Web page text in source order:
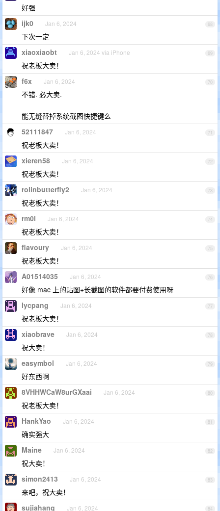
好强
68
ijk0 Jan 6, 2024
下次一定
69
xiaoxiaobt Jan 6, 2024 via iPhone
祝老板大卖！
70
f6x Jan 6, 2024
不错. 必大卖.
能无缝替掉系统截图快捷键么
71
52111847 Jan 6, 2024
祝老板大卖！
72
xieren58 Jan 6, 2024
祝老板大卖！
73
rolinbutterfly2 Jan 6, 2024
祝老板大卖！
74
rm0l Jan 6, 2024
祝老板大卖！
75
flavoury Jan 6, 2024
祝老板大卖！
76
A01514035 Jan 6, 2024
好像 mac 上的贴图+长截图的软件都要付费使用呀
77
lycpang Jan 6, 2024
祝老板大卖！
78
xiaobrave Jan 6, 2024
祝大卖！
79
easymbol Jan 6, 2024
好东西啊
80
8VHHWCaW8urGXaai Jan 6, 2024
祝老板大卖！
81
HankYao Jan 6, 2024
确实强大
82
Maine Jan 6, 2024
祝大卖！
83
simon2413 Jan 6, 2024
来吧，祝大卖！
84
sujiahang Jan 6, 2024